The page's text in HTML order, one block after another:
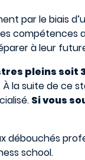
par le biais
compétences
à leur
pleins soit
la suite de ce
Si vous
débouchés
school.